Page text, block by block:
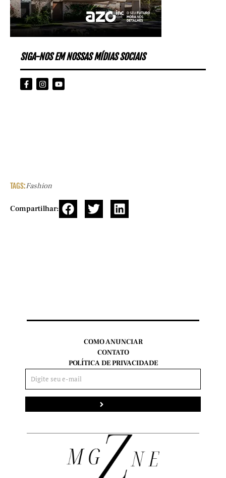
SIGA-NOS EM NOSSAS MÍDIAS SOCIAIS
TAGS:Fashion
Compartilhar:
COMO ANUNCIAR
CONTATO
POLÍTICA DE PRIVACIDADE